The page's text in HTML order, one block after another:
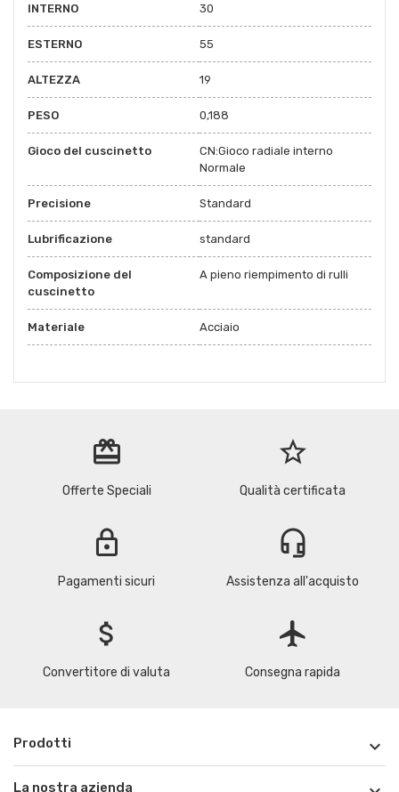
INTERNO 30
ESTERNO 55
ALTEZZA 19
PESO 0,188
Gioco del cuscinetto
CN:Gioco radiale interno
Normale
Precisione Standard
Lubrificazione standard
Composizione del
cuscinetto
A pieno riempimento di rulli
Materiale Acciaio
redeem
Offerte Speciali
star_border
Qualità certificata
lock
Pagamenti sicuri
headset_mic
Assistenza all'acquisto
attach_money
Convertitore di valuta
flight
Consegna rapida
Prodotti 
La nostra azienda